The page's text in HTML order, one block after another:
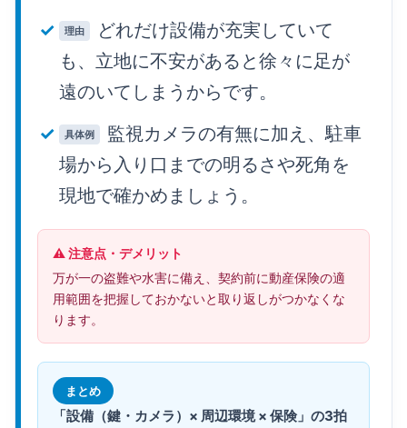
理由
どれだけ設備が充実していて
も、立地に不安があると徐々に足が
遠のいてしまうからです。
具体例
監視カメラの有無に加え、駐車
場から入り口までの明るさや死角を
現地で確かめましょう。
⚠️ 注意点・デメリット
万が一の盗難や水害に備え、契約前に動産保険の適
用範囲を把握しておかないと取り返しがつかなくな
ります。
まとめ
「設備（鍵・カメラ）× 周辺環境 × 保険」の3拍